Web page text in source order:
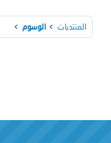
المنتديات الوسوم